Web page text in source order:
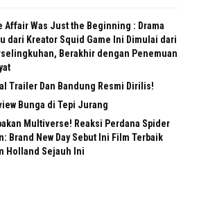
Affair Was Just the Beginning : Drama
dari Kreator Squid Game Ini Dimulai dari
Berakhir dengan Penemuan
Trailer Dan Bandung Resmi Dirilis!
Bunga di Tepi Jurang
Multiverse! Reaksi Perdana Spider
Brand New Day Sebut Ini Film Terbaik
Holland Sejauh Ini